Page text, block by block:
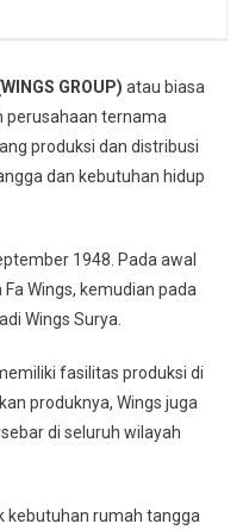
GROUP) atau biasa
perusahaan ternama
produksi dan distribusi
dan kebutuhan hidup
1948. Pada awal
Wings, kemudian pada
Wings Surya.
fasilitas produksi di
produknya, Wings juga
di seluruh wilayah
kebutuhan rumah tangga